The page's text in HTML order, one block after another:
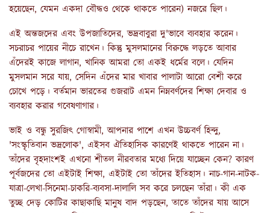
হয়েছেন, যেমন একদা বৌদ্ধও থেকে থাকতে পারেন) নজরে ছিল।
এই অন্তজদের এবং উপজাতিদের, ভদ্রবাবুরা দু'ভাবে ব্যবহার করেন।
সচরাচর পায়ের নীচে রাখেন। কিন্তু মুসলমানের বিরুদ্ধে লড়তে আবার
এঁদেরই কাজে লাগান, খানিক আমরা তো একই ধর্মের বলে। যেদিন
মুসলমান সরে যায়, সেদিন এঁদের মার খাবার পালাটা আরো বেশী করে
চোখে পড়ে। বর্তমান ভারতের গুজরাট এমন নিম্নবর্ণদের শিক্ষা দেবার ও
ব্যবহার করার গবেষণাগার।
ভাই ও বন্ধু সুরজিৎ গোস্বামী, আপনার পাশে এখন উচ্চবর্ণ হিন্দু,
'সংস্কৃতিবান ভদ্রলোক', এইসব ঐতিহাসিক কারণেই থাকতে পারেন না।
তাঁদের বৃহদাংশই এখনো শীতল নীরবতার মধ্যে দিয়ে যাচ্ছেন কেন? কারণ
পূর্বজদের তো এইটাই শিক্ষা, এইটাই তো তাঁদের ইতিহাস। নাচ-গান-নাটক-
যাত্রা-লেখা-সিনেমা-চাকরি-ব্যবসা-দালালি সব করে চলছেন তাঁরা। কী এক
তুচ্ছ দেড় কোটির কাছাকাছি মানুষ বাদ পড়ছেন, তাতে তাঁদের যায় আসে